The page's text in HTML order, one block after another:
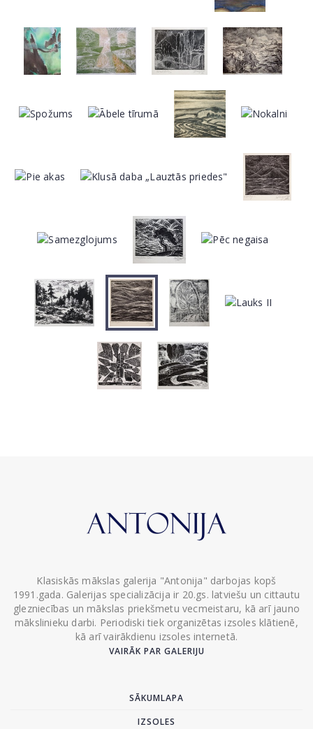
Klasiskās mākslas galerija "Antonija" darbojas kopš
1991.gada. Galerijas specializācija ir 20.gs. latviešu un cittautu
glezniecības un mākslas priekšmetu vecmeistaru, kā arī jauno
mākslinieku darbi. Periodiski tiek organizētas izsoles klātienē,
kā arī vairākdienu izsoles internetā.
VAIRĀK PAR GALERIJU
SĀKUMLAPA
IZSOLES